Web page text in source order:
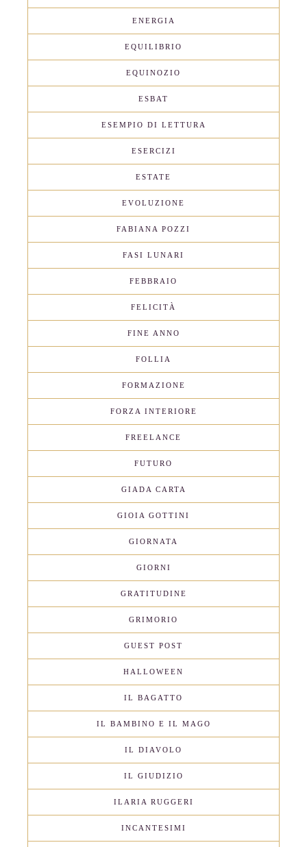
ENERGIA
EQUILIBRIO
EQUINOZIO
ESBAT
ESEMPIO DI LETTURA
ESERCIZI
ESTATE
EVOLUZIONE
FABIANA POZZI
FASI LUNARI
FEBBRAIO
FELICITÀ
FINE ANNO
FOLLIA
FORMAZIONE
FORZA INTERIORE
FREELANCE
FUTURO
GIADA CARTA
GIOIA GOTTINI
GIORNATA
GIORNI
GRATITUDINE
GRIMORIO
GUEST POST
HALLOWEEN
IL BAGATTO
IL BAMBINO E IL MAGO
IL DIAVOLO
IL GIUDIZIO
ILARIA RUGGERI
INCANTESIMI